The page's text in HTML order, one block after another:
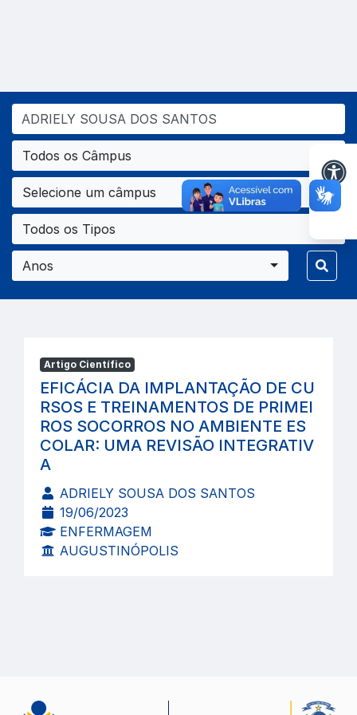
Todos os Câmpus
Selecione um câmpus
Todos os Tipos
Anos
Artigo Científico
EFICÁCIA DA IMPLANTAÇÃO DE CU
RSOS E TREINAMENTOS DE PRIMEI
ROS SOCORROS NO AMBIENTE ES
COLAR: UMA REVISÃO INTEGRATIV
A
ADRIELY SOUSA DOS SANTOS
19/06/2023
ENFERMAGEM
AUGUSTINÓPOLIS